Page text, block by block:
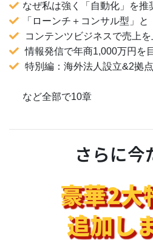
なぜ私は強く「自動化」を推
「ローンチ＋コンサル型」
コンテンツビジネスで売上
情報発信で年商1,000万円を
特別編：海外法人設立&2拠
など全部で10章
さらに
豪華2大
追加し